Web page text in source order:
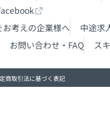
考えの企業様へ
中途求
お問い合わせ・FAQ ス
商取引法に基づく表記